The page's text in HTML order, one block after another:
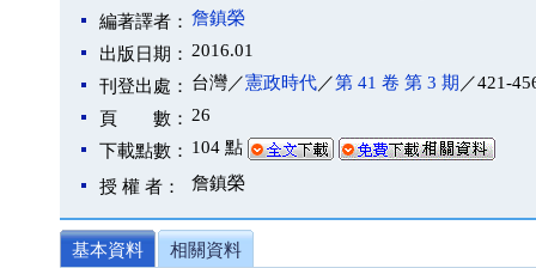
編著譯者： 詹鎮榮
出版日期： 2016.01
刊登出處： 台灣／憲政時代／第 41 卷 第 3 期 ／421-
頁 數： 26
下載點數： 104 點
授 權 者： 詹鎮榮
基本資料
相關資料